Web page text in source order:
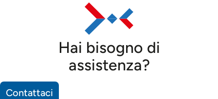
Hai bisogno di
assistenza?
Contattaci